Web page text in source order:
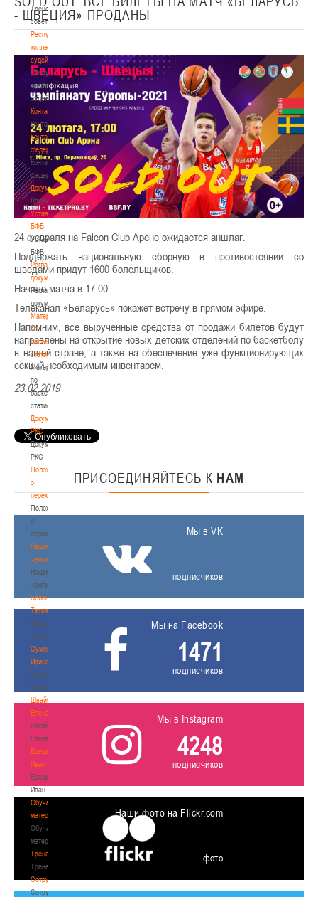
Тренерский
совет
Республиканская
коллегия
судей
Республиканская
коллегия
судей
Контакты
Контакты
Контакты
федерации
Контакты
федерации
Документы
Документы
Устав
БФБ
Устав
БФБ
Регламентирующие
документы
Регламентирующие
документы
Материалы
по
баскетбольной
статистике
Материалы
по
баскетбольной
статистике
Документы
РКС
Документы
РКС
Положение
о
переходах
Положение
о
переходах
Наши
чемпионы
Наши
чемпионы
Белошапко
Татьяна
Белошапко
Татьяна
Сумникова
Ирина
Сумникова
Ирина
Швайбович
Елена
Швайбович
Елена
Едешко
Иван
Едешко
Иван
Обучающие
материалы
Обучающие
материалы
Тренерам
Тренерам
Сотрудничество
Сотрудничество
- ШВЕЦИЯ» ПРОДАНЫ
24 февраля на Falcon Club Арене ожидается аншлаг.
Поддержать национальную сборную в противостоянии со
шведами придут 1600 болельщиков.
Начало матча в 17.00.
Телеканал «Беларусь» покажет встречу в прямом эфире.
Напомним, все вырученные средства от продажи билетов будут
направлены на открытие новых детских отделений по баскетболу
в нашей стране, а также на обеспечение уже функционирующих
секций необходимым инвентарем.
23.02.2019
ПРИСОЕДИНЯЙТЕСЬ К НАМ
Мы в VK
подписчиков
Мы на Facebook
1471
подписчиков
Мы в Instagram
4248
подписчиков
Наши фото на Flickr.com
фото